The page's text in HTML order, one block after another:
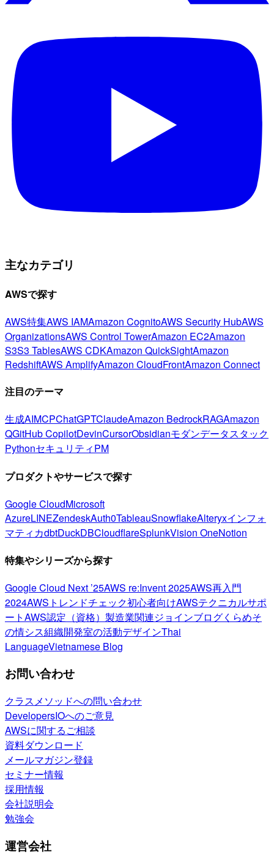
主なカテゴリ
AWSで探す
AWS特集AWS IAMAmazon CognitoAWS Security HubAWS
OrganizationsAWS Control TowerAmazon EC2Amazon
S3S3 TablesAWS CDKAmazon QuickSightAmazon
RedshiftAWS AmplifyAmazon CloudFrontAmazon Connect
注目のテーマ
生成AIMCPChatGPTClaudeAmazon BedrockRAGAmazon
QGitHub CopilotDevinCursorObsidianモダンデータスタック
PythonセキュリティPM
プロダクトやサービスで探す
Google CloudMicrosoft
AzureLINEZendeskAuth0TableauSnowflakeAlteryxインフォ
マティカdbtDuckDBCloudflareSplunkVision OneNotion
特集やシリーズから探す
Google Cloud Next ’25AWS re:Invent 2025AWS再入門
2024AWSトレンドチェック初心者向けAWSテクニカルサポ
ートAWS認定（資格） 製造業関連ジョインブログくらめそ
の情シス組織開発室の活動デザインThai
LanguageVietnamese Blog
お問い合わせ
クラスメソッドへの問い合わせ
DevelopersIOへのご意見
AWSに関するご相談
資料ダウンロード
メールマガジン登録
セミナー情報
採用情報
会社説明会
勉強会
運営会社